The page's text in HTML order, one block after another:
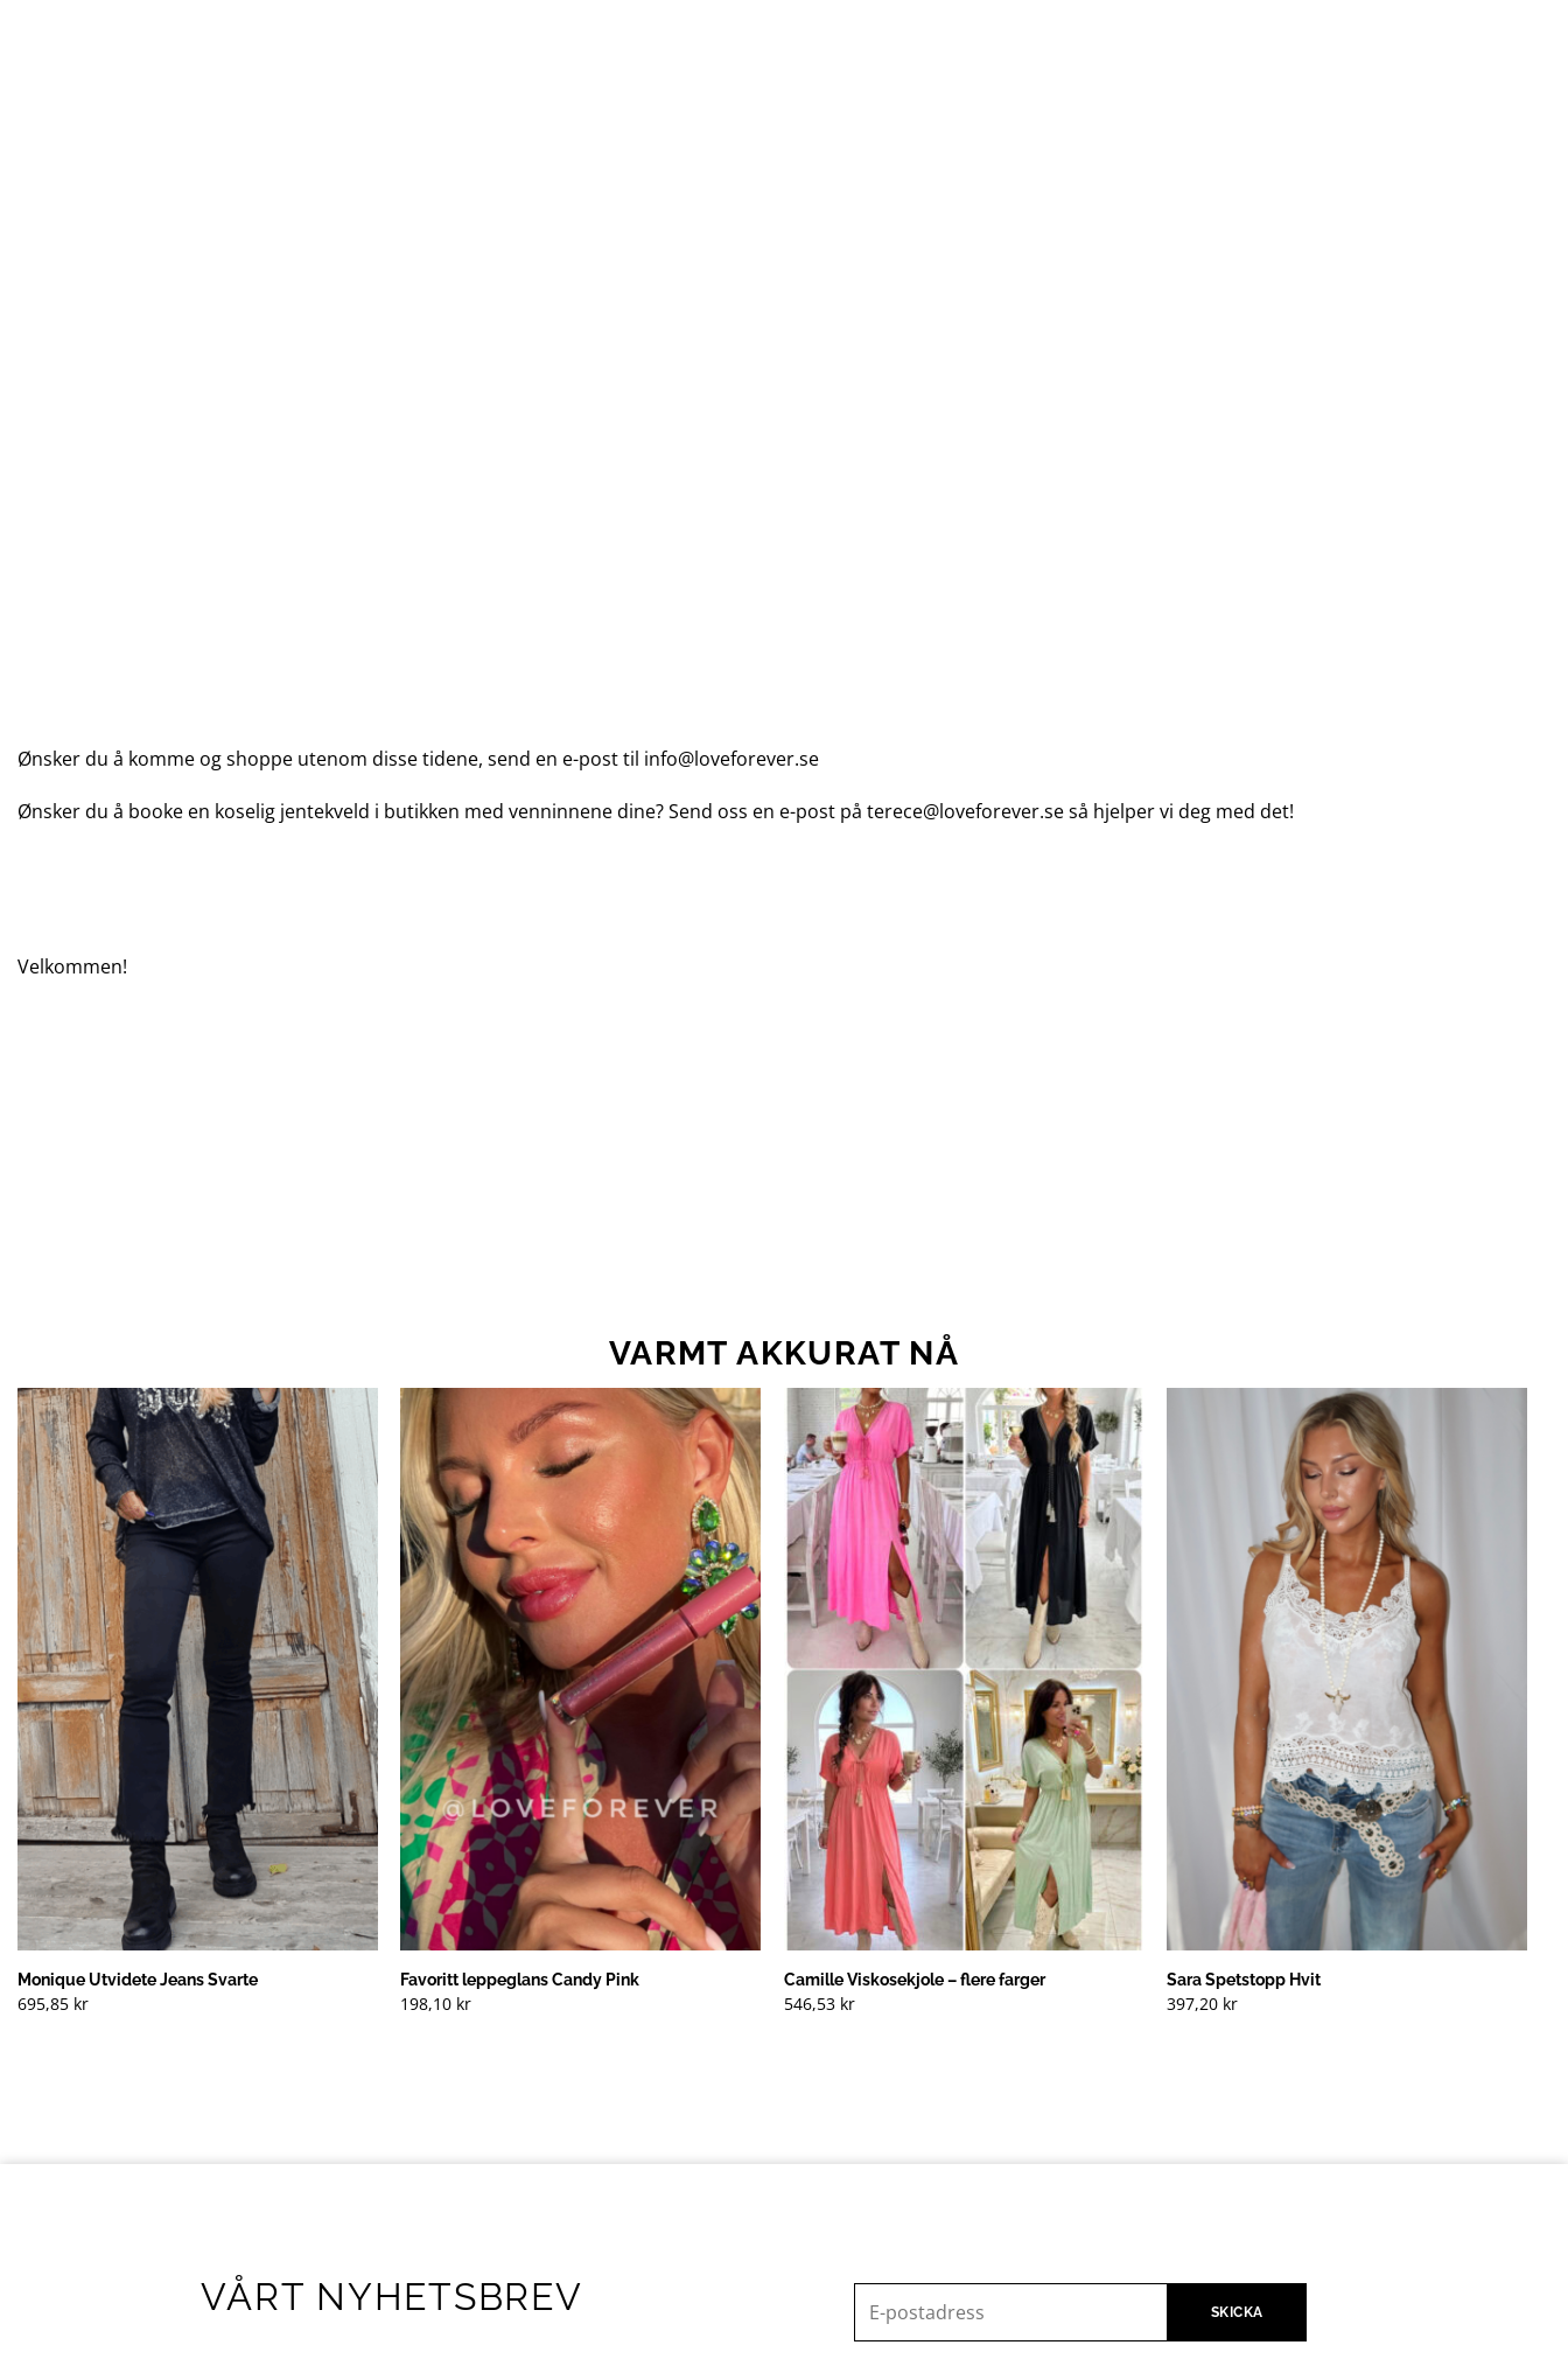
Ønsker du å komme og shoppe utenom disse tidene, send en e-post til info@loveforever.se
Ønsker du å booke en koselig jentekveld i butikken med venninnene dine? Send oss en e-post på terece@loveforever.seså hjelper vi deg med det!
Velkommen!
VARMT AKKURAT NÅ
Monique Utvidete Jeans Svarte
695,85 kr
Favoritt leppeglans Candy Pink
198,10 kr
Camille Viskosekjole – flere farger
546,53 kr
Sara Spetstopp Hvit
397,20 kr
VÅRT NYHETSBREV